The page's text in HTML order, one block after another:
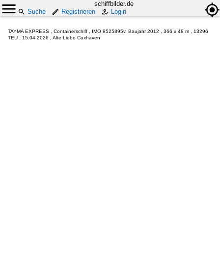
schiffbilder.de
Suche
Registrieren Login
TAYMA EXPRESS , Containerschiff , IMO 9525895v, Baujahr 2012 , 366 x 48 m , 13296
TEU , 15.04.2026 , Alte Liebe Cuxhaven